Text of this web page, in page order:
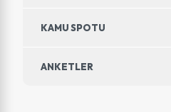
KAMU SPOTU
ANKETLER